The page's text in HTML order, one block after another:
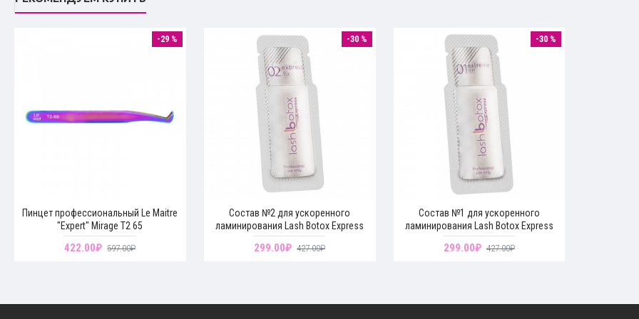
-29 %
Пинцет профессиональный Le Maitre
"Expert" Mirage T2 65
422.00₽ 597.00₽
-30 %
Состав №2 для ускоренного
ламинирования Lash Botox Express
299.00₽ 427.00₽
-30 %
Состав №1 для ускоренного
ламинирования Lash Botox Express
299.00₽ 427.00₽